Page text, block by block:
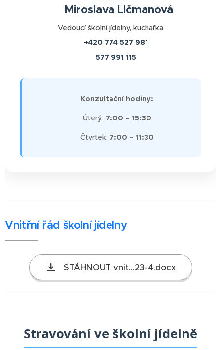
👩‍🍳 Miroslava Ličmanová
Vedoucí školní jídelny, kuchařka
+420 774 527 981
577 991 115
📅 Konzultační hodiny:
🟢 Úterý: 7:00 – 15:30
🟢 Čtvrtek: 7:00 – 11:30
Vnitřní řád školní jídelny
STÁHNOUT vnit...23-4.docx
Stravování ve školní jídelně